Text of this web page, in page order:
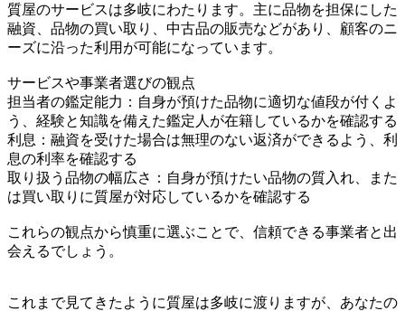
質屋のサービスは多岐にわたります。主に品物を担保にした
融資、品物の買い取り、中古品の販売などがあり、顧客のニ
ーズに沿った利用が可能になっています。
サービスや事業者選びの観点
担当者の鑑定能力：自身が預けた品物に適切な値段が付くよ
う、経験と知識を備えた鑑定人が在籍しているかを確認する
利息：融資を受けた場合は無理のない返済ができるよう、利
息の利率を確認する
取り扱う品物の幅広さ：自身が預けたい品物の質入れ、また
は買い取りに質屋が対応しているかを確認する
これらの観点から慎重に選ぶことで、信頼できる事業者と出
会えるでしょう。
これまで見てきたように質屋は多岐に渡りますが、あなたの